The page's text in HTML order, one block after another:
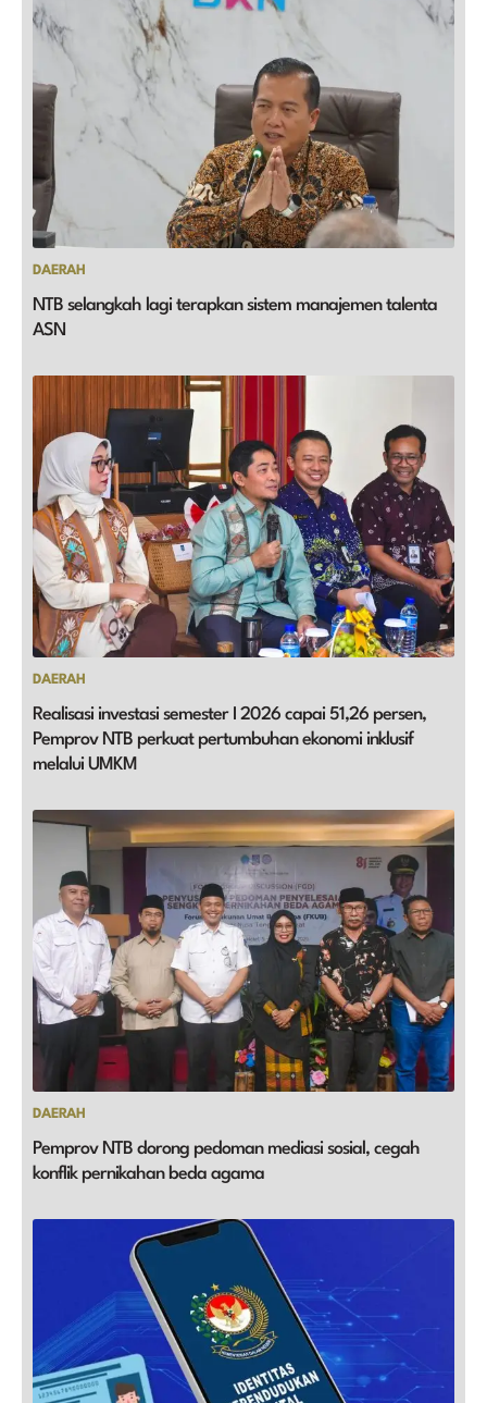
DAERAH
NTB selangkah lagi terapkan sistem manajemen talenta
ASN
DAERAH
Realisasi investasi semester I 2026 capai 51,26 persen,
Pemprov NTB perkuat pertumbuhan ekonomi inklusif
melalui UMKM
DAERAH
Pemprov NTB dorong pedoman mediasi sosial, cegah
konflik pernikahan beda agama